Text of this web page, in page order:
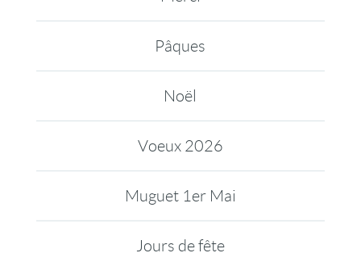
Pâques
Noël
Voeux 2026
Muguet 1er Mai
Jours de fête